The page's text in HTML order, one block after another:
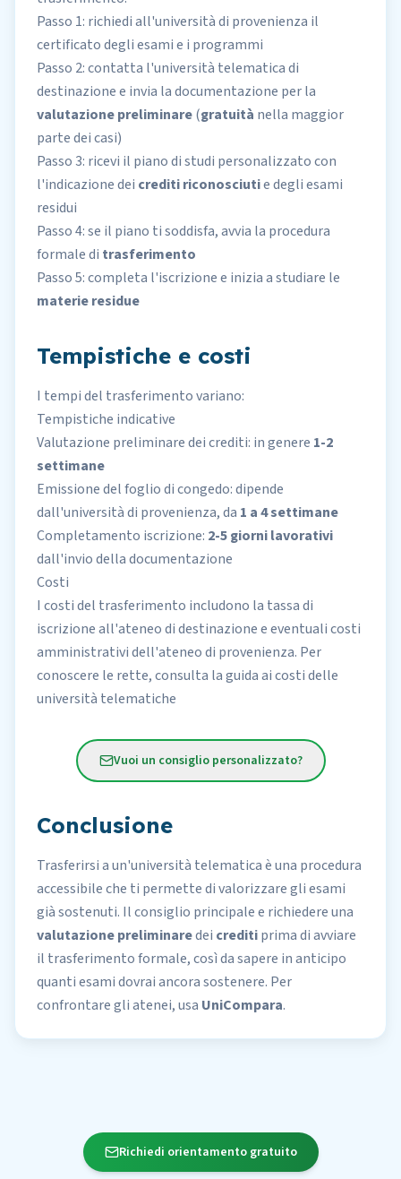
Passo 1: richiedi all'università di provenienza il
certificato degli esami e i programmi
Passo 2: contatta l'università telematica di
destinazione e invia la documentazione per la
valutazione preliminare(gratuità nella maggior
parte dei casi)
Passo 3: ricevi il piano di studi personalizzato con
l'indicazione dei crediti riconosciutie degli esami
residui
Passo 4: se il piano ti soddisfa, avvia la procedura
formale di trasferimento
Passo 5: completa l'iscrizione e inizia a studiare le
materie residue
Tempistiche e costi
I tempi del trasferimento variano:
Tempistiche indicative
Valutazione preliminare dei crediti: in genere 1-2
settimane
Emissione del foglio di congedo: dipende
dall'università di provenienza, da 1 a 4 settimane
Completamento iscrizione: 2-5 giorni lavorativi
dall'invio della documentazione
Costi
I costi del trasferimento includono la tassa di
iscrizione all'ateneo di destinazione e eventuali costi
amministrativi dell'ateneo di provenienza. Per
conoscere le rette, consulta la guida aicosti delle
università telematiche
Vuoi un consiglio personalizzato?
Conclusione
Trasferirsi a un'università telematica è una procedura
accessibile che ti permette di valorizzare gli esami
già sostenuti. Il consiglio principale e richiedere una
valutazione preliminaredei creditiprima di avviare
il trasferimento formale, così da sapere in anticipo
quanti esami dovrai ancora sostenere. Per
confrontare gli atenei, usa UniCompara.
Richiedi orientamento gratuito